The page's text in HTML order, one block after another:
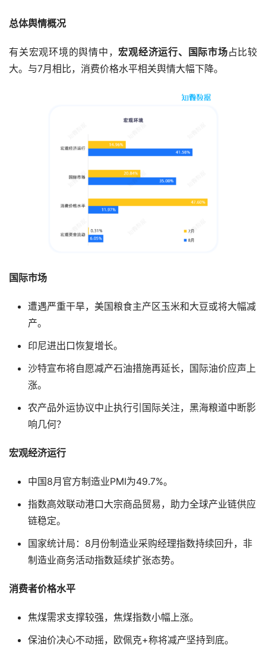
总体舆情概况
有关宏观环境的舆情中，宏观经济运行、国际市场占比较
大。与7月相比，消费价格水平相关舆情大幅下降。
国际市场
遭遇严重干旱，美国粮食主产区玉米和大豆或将大幅减
产。
印尼进出口恢复增长。
沙特宣布将自愿减产石油措施再延长，国际油价应声上
涨。
农产品外运协议中止执行引国际关注，黑海粮道中断影
响几何？
宏观经济运行
中国8月官方制造业PMI为49.7%。
指数高效联动港口大宗商品贸易，助力全球产业链供应
链稳定。
国家统计局：8月份制造业采购经理指数持续回升，非
制造业商务活动指数延续扩张态势。
消费者价格水平
焦煤需求支撑较强，焦煤指数小幅上涨。
保油价决心不动摇，欧佩克+称将减产坚持到底。